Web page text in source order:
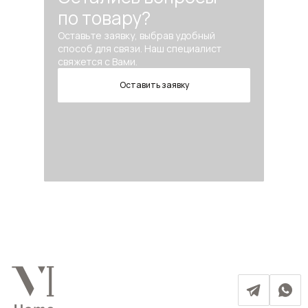
по товару?
Оставьте заявку, выбрав удобный
способ для связи. Наш специалист
свяжется с Вами.
Оставить заявку